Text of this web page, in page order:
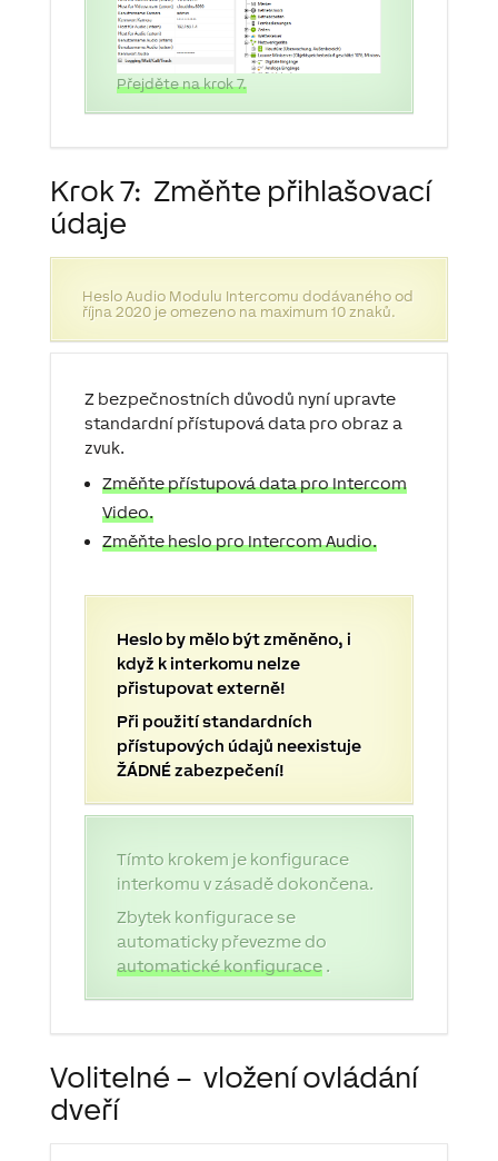
Přejděte na krok 7.
Krok 7: Změňte přihlašovací
údaje
Heslo Audio Modulu Intercomu dodávaného od
října 2020 je omezeno na maximum 10 znaků.
Z bezpečnostních důvodů nyní upravte
standardní přístupová data pro obraz a
zvuk.
Změňte přístupová data pro Intercom
Video.
Změňte heslo pro Intercom Audio.
Heslo by mělo být změněno, i
když k interkomu nelze
přistupovat externě!
Při použití standardních
přístupových údajů neexistuje
ŽÁDNÉ zabezpečení!
Tímto krokem je konfigurace
interkomu v zásadě dokončena.
Zbytek konfigurace se
automaticky převezme do
automatické konfigurace.
Volitelné – vložení ovládání
dveří